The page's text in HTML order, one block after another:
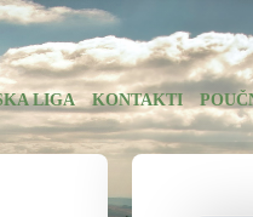
LIGA KONTAKTI